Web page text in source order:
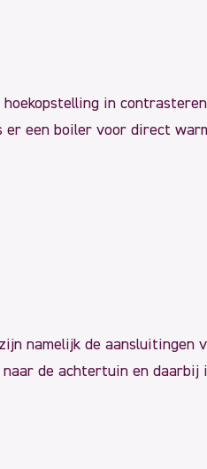
in
een boiler voor direct
namelijk de aansluitingen
de achtertuin en daarbij